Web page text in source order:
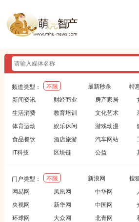
频道类型： 不限 最新秒杀 特
新闻资讯
财经商业 房产家居
生活消费
教育培训 文化艺术
体育运动
娱乐休闲 游戏动漫
食品餐饮
酒店旅游 汽车网站
IT科技
区块链 公益
门户类型： 不限 新浪网 搜
网易网
凤凰网 中华网
央视网
新华网 中国网
环球网
大众网 北青网